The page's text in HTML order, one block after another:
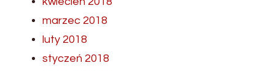
marzec 2018
luty 2018
styczeń 2018